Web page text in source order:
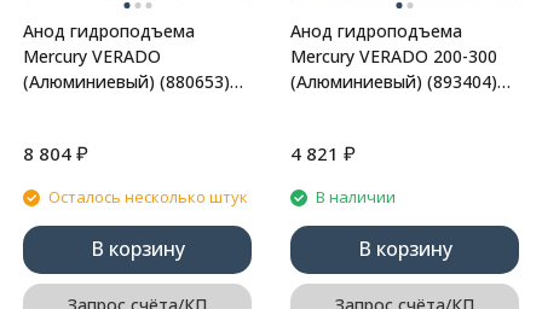
Анод гидроподъема
Mercury VERADO
(Алюминиевый) (880653)
8 804 ₽
Осталось несколько штук
В корзину
Анод гидроподъема
Mercury VERADO 200-300
(Алюминиевый) (893404)
4 821 ₽
В наличии
В корзину